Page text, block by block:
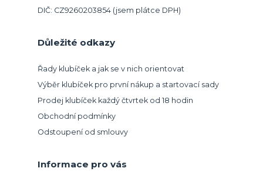
DIČ: CZ9260203854 (jsem plátce DPH)
Důležité odkazy
Řady klubíček a jak se v nich orientovat
Výběr klubíček pro první nákup a startovací sady
Prodej klubíček každý čtvrtek od 18 hodin
Obchodní podmínky
Odstoupení od smlouvy
Informace pro vás